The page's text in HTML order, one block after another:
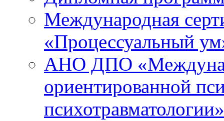
Международная
«Процессуальный
АНО ДПО
ориентированной